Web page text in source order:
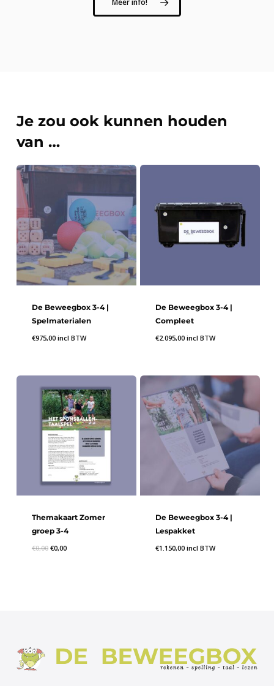
Meer info!
Je zou ook kunnen houden
van …
De Beweegbox 3-4 |
Spelmaterialen
€975,00 incl BTW
De Beweegbox 3-4 |
Compleet
€2.095,00 incl BTW
Themakaart Zomer
groep 3-4
€0,00 €0,00
De Beweegbox 3-4 |
Lespakket
€1.150,00 incl BTW